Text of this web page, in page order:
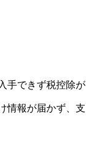
手できず税控除が
情報が届かず、支